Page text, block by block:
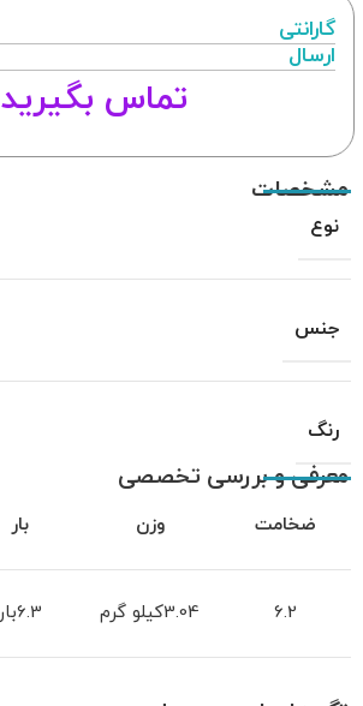
گارانتی
ارسال
تماس بگیرید
مشخصات
نوع
جنس
رنگ
معرفی و بررسی تخصصی
ضخامت وزن بار
6.2 3.04کیلو گرم 6.3بار